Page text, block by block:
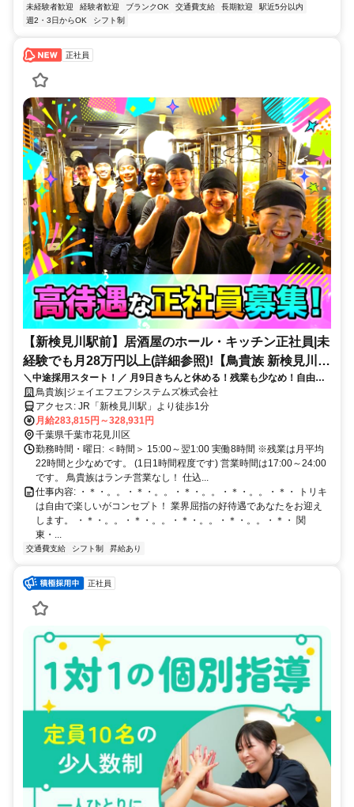
未経験者歓迎 経験者歓迎 ブランクOK 交通費支給 長期歓迎
駅近5分以内
週2・3日からOK
シフト制
正社員
【新検見川駅前】居酒屋のホール・キッチン正社員|未
経験でも月28万円以上(詳細参照)!【鳥貴族 新検見川
店】
＼中途採用スタート！／ 月9日きちんと休める！残業も少なめ！自由な
社風で楽しく働けますよ！
鳥貴族|ジェイエフエフシステムズ株式会社
アクセス: JR「新検見川駅」より徒歩1分
月給283,815円～328,931円
千葉県千葉市花見川区
勤務時間・曜日: ＜時間＞ 15:00～翌1:00 実働8時間 ※残業は月平均
22時間と少なめです。 (1日1時間程度です) 営業時間は17:00～24:00
です。 鳥貴族はランチ営業なし！ 仕込...
仕事内容: ・＊・。。・＊・。。・＊・。。・＊・。。・＊・ トリキ
は自由で楽しいがコンセプト！ 業界屈指の好待遇であなたをお迎え
します。 ・＊・。。・＊・。。・＊・。。・＊・。。・＊・ 関
東・...
交通費支給 シフト制 昇給あり
正社員